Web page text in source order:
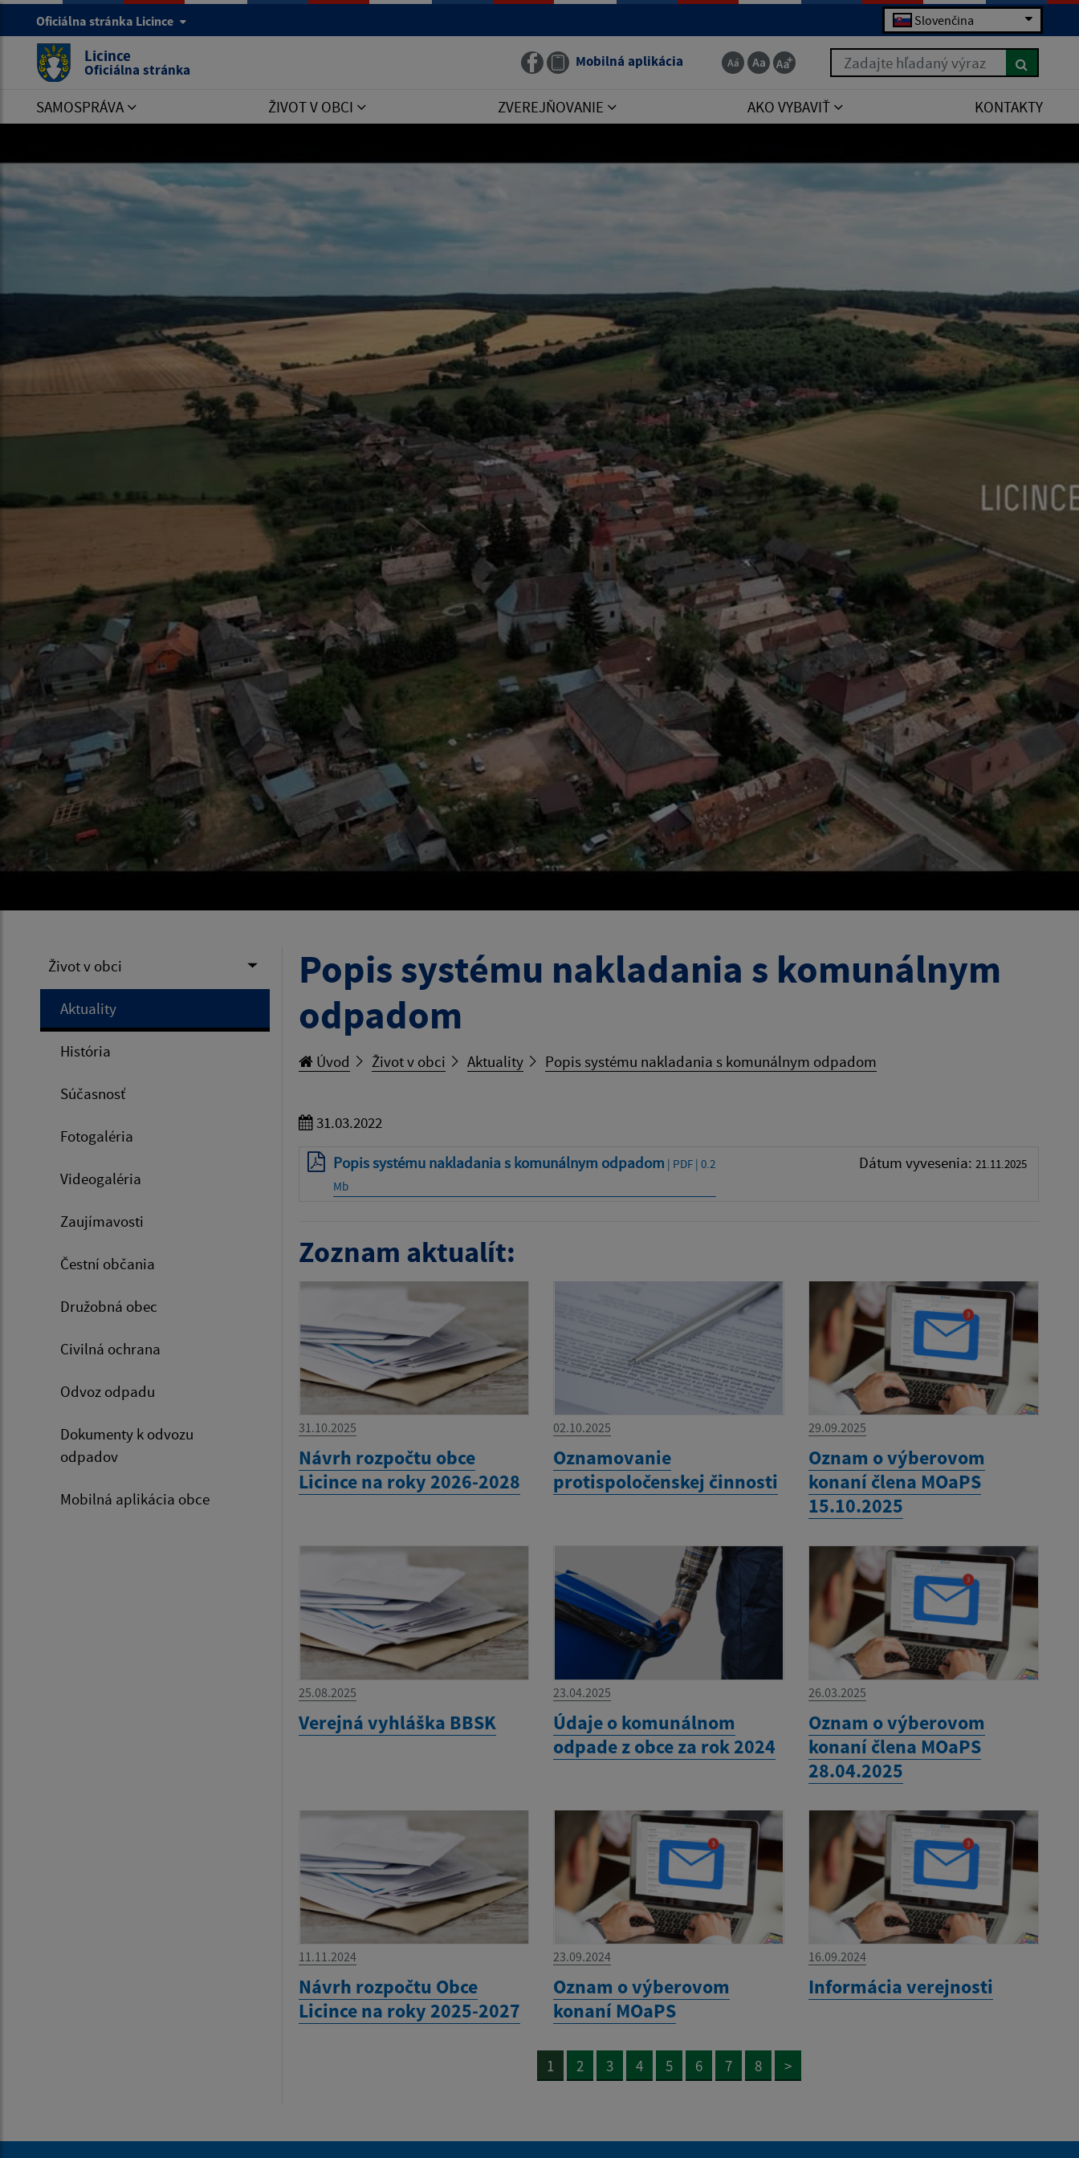
Oficiálna stránka Licince Slovenčina
Licince
Oficiálna stránka Mobilná aplikácia Zadajte hľadaný výraz
SAMOSPRÁVA ŽIVOT V OBCI ZVEREJŇOVANIE AKO VYBAVIŤ KONTAKTY
Život v obci
Aktuality
História
Súčasnosť
Fotogaléria
Videogaléria
Zaujímavosti
Čestní občania
Družobná obec
Civilná ochrana
Odvoz odpadu
Dokumenty k odvozu
odpadov
Mobilná aplikácia obce
Popis systému nakladania s komunálnym
odpadom
Úvod Život v obci Aktuality Popis systému nakladania s komunálnym odpadom
31.03.2022
Popis systému nakladania s komunálnym odpadom | PDF | 0.2
Mb
Dátum vyvesenia: 21.11.2025
Zoznam aktualít:
31.10.2025
Návrh rozpočtu obce
Licince na roky 2026-2028
02.10.2025
Oznamovanie
protispoločenskej činnosti
29.09.2025
Oznam o výberovom
konaní člena MOaPS
15.10.2025
25.08.2025
Verejná vyhláška BBSK
23.04.2025
Údaje o komunálnom
odpade z obce za rok 2024
26.03.2025
Oznam o výberovom
konaní člena MOaPS
28.04.2025
11.11.2024
Návrh rozpočtu Obce
Licince na roky 2025-2027
23.09.2024
Oznam o výberovom
konaní MOaPS
16.09.2024
Informácia verejnosti
1 2 3 4 5 6 7 8 >